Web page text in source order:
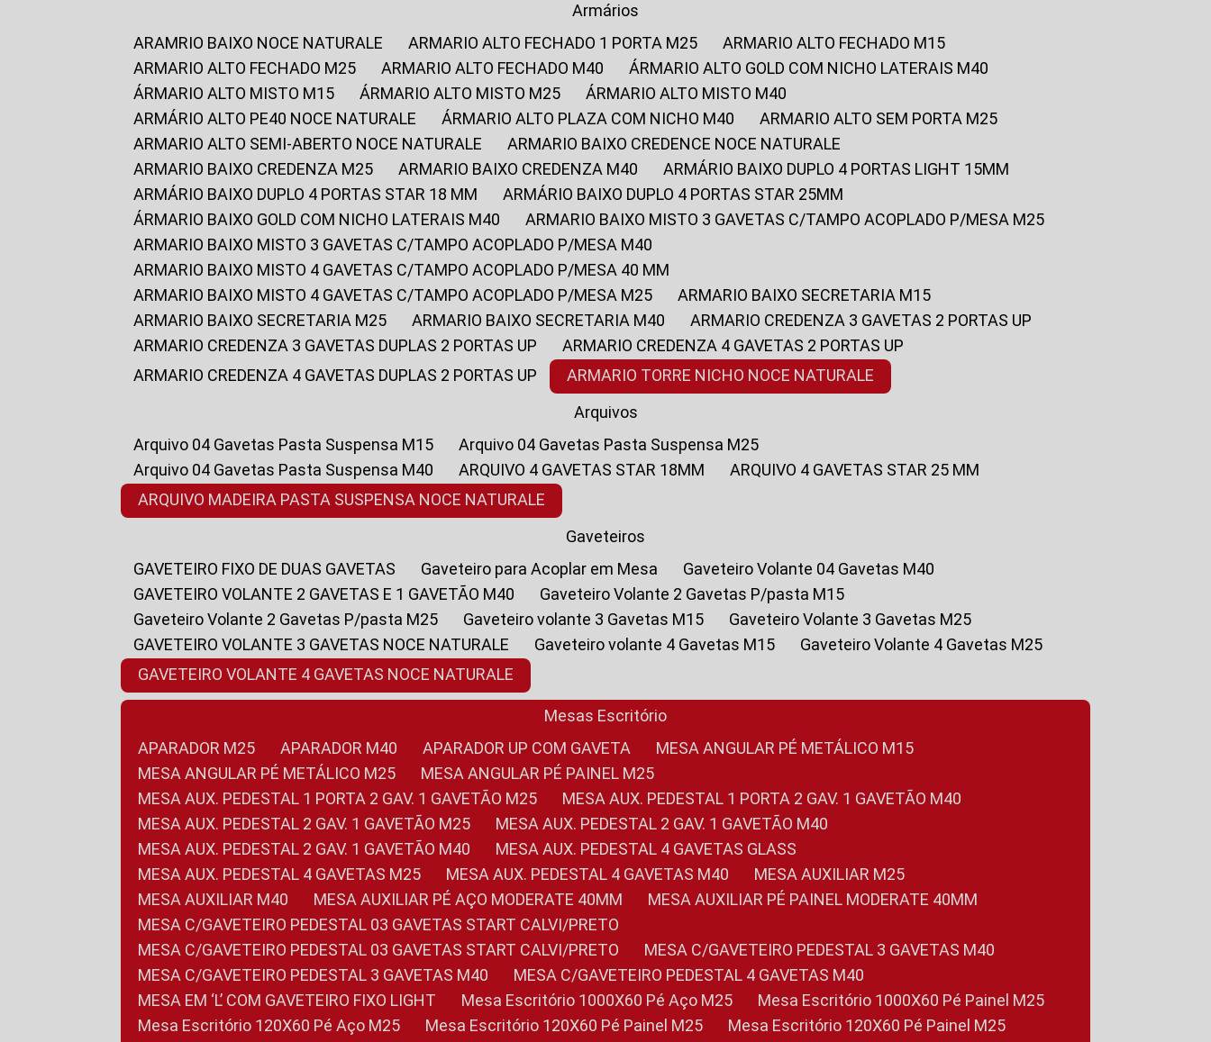
Armários
ARAMRIO BAIXO NOCE NATURALE
ARMARIO ALTO FECHADO 1 PORTA M25
ARMARIO ALTO FECHADO M15
ARMARIO ALTO FECHADO M25
ARMARIO ALTO FECHADO M40
ÁRMARIO ALTO GOLD COM NICHO LATERAIS M40
ÁRMARIO ALTO MISTO M15
ÁRMARIO ALTO MISTO M25
ÁRMARIO ALTO MISTO M40
ARMÁRIO ALTO PE40 NOCE NATURALE
ÁRMARIO ALTO PLAZA COM NICHO M40
ARMARIO ALTO SEM PORTA M25
ARMARIO ALTO SEMI-ABERTO NOCE NATURALE
ARMARIO BAIXO CREDENCE NOCE NATURALE
ARMARIO BAIXO CREDENZA M25
ARMARIO BAIXO CREDENZA M40
ARMÁRIO BAIXO DUPLO 4 PORTAS LIGHT 15MM
ARMÁRIO BAIXO DUPLO 4 PORTAS STAR 18 MM
ARMÁRIO BAIXO DUPLO 4 PORTAS STAR 25MM
ÁRMARIO BAIXO GOLD COM NICHO LATERAIS M40
ARMARIO BAIXO MISTO 3 GAVETAS C/TAMPO ACOPLADO P/MESA M25
ARMARIO BAIXO MISTO 3 GAVETAS C/TAMPO ACOPLADO P/MESA M40
ARMARIO BAIXO MISTO 4 GAVETAS C/TAMPO ACOPLADO P/MESA 40 MM
ARMARIO BAIXO MISTO 4 GAVETAS C/TAMPO ACOPLADO P/MESA M25
ARMARIO BAIXO SECRETARIA M15
ARMARIO BAIXO SECRETARIA M25
ARMARIO BAIXO SECRETARIA M40
ARMARIO CREDENZA 3 GAVETAS 2 PORTAS UP
ARMARIO CREDENZA 3 GAVETAS DUPLAS 2 PORTAS UP
ARMARIO CREDENZA 4 GAVETAS 2 PORTAS UP
ARMARIO CREDENZA 4 GAVETAS DUPLAS 2 PORTAS UP
ARMARIO TORRE NICHO NOCE NATURALE
Arquivos
Arquivo 04 Gavetas Pasta Suspensa M15
Arquivo 04 Gavetas Pasta Suspensa M25
Arquivo 04 Gavetas Pasta Suspensa M40
ARQUIVO 4 GAVETAS STAR 18MM
ARQUIVO 4 GAVETAS STAR 25 MM
ARQUIVO MADEIRA PASTA SUSPENSA NOCE NATURALE
Gaveteiros
GAVETEIRO FIXO DE DUAS GAVETAS
Gaveteiro para Acoplar em Mesa
Gaveteiro Volante 04 Gavetas M40
GAVETEIRO VOLANTE 2 GAVETAS E 1 GAVETÃO M40
Gaveteiro Volante 2 Gavetas P/pasta M15
Gaveteiro Volante 2 Gavetas P/pasta M25
Gaveteiro volante 3 Gavetas M15
Gaveteiro Volante 3 Gavetas M25
GAVETEIRO VOLANTE 3 GAVETAS NOCE NATURALE
Gaveteiro volante 4 Gavetas M15
Gaveteiro Volante 4 Gavetas M25
GAVETEIRO VOLANTE 4 GAVETAS NOCE NATURALE
Mesas Escritório
APARADOR M25
APARADOR M40 APARADOR UP COM GAVETA
MESA ANGULAR PÉ METÁLICO M15
MESA ANGULAR PÉ METÁLICO M25
MESA ANGULAR PÉ PAINEL M25
MESA AUX. PEDESTAL 1 PORTA 2 GAV. 1 GAVETÃO M25
MESA AUX. PEDESTAL 1 PORTA 2 GAV. 1 GAVETÃO M40
MESA AUX. PEDESTAL 2 GAV. 1 GAVETÃO M25
MESA AUX. PEDESTAL 2 GAV. 1 GAVETÃO M40
MESA AUX. PEDESTAL 2 GAV. 1 GAVETÃO M40
MESA AUX. PEDESTAL 4 GAVETAS GLASS
MESA AUX. PEDESTAL 4 GAVETAS M25
MESA AUX. PEDESTAL 4 GAVETAS M40
MESA AUXILIAR M25
MESA AUXILIAR M40
MESA AUXILIAR PÉ AÇO MODERATE 40MM
MESA AUXILIAR PÉ PAINEL MODERATE 40MM
MESA C/GAVETEIRO PEDESTAL 03 GAVETAS START CALVI/PRETO
MESA C/GAVETEIRO PEDESTAL 03 GAVETAS START CALVI/PRETO
MESA C/GAVETEIRO PEDESTAL 3 GAVETAS M40
MESA C/GAVETEIRO PEDESTAL 3 GAVETAS M40
MESA C/GAVETEIRO PEDESTAL 4 GAVETAS M40
MESA EM ‘L’ COM GAVETEIRO FIXO LIGHT
Mesa Escritório 1000X60 Pé Aço M25
Mesa Escritório 1000X60 Pé Painel M25
Mesa Escritório 120X60 Pé Aço M25
Mesa Escritório 120X60 Pé Painel M25
Mesa Escritório 120X60 Pé Painel M25